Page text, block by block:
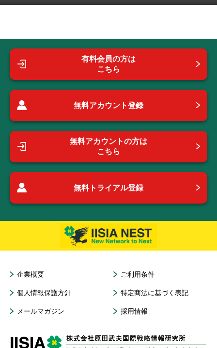
有料会員の方は
こちら
無料アカウント登録
無料アカウントの方は
こちら
無料トライアル登録
企業概要 ご利用条件
個人情報保護方針 特定商法に基づく表記
メールマガジン 採用情報